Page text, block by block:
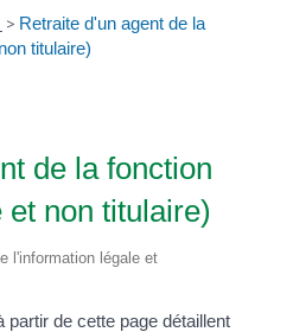
> Retraite d'un agent de la
titulaire)
de la fonction
non titulaire)
l'information légale et
de cette page détaillent